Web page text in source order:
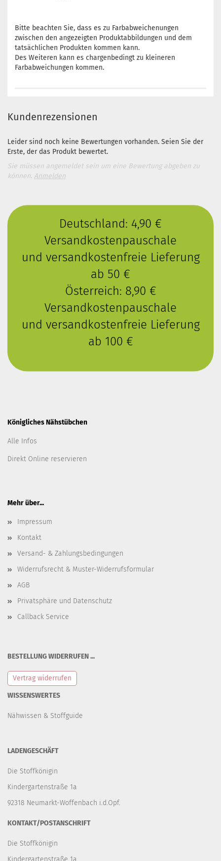
Bitte beachten Sie, dass es zu Farbabweichenungen
zwischen den angezeigten Produktabbildungen und dem
tatsächlichen Produkten kommen kann.
Des Weiteren kann es chargenbedingt zu kleineren
Farbabweichungen kommen.
Kundenrezensionen
Leider sind noch keine Bewertungen vorhanden. Seien Sie der
Erste, der das Produkt bewertet.
Sie müssen angemeldet sein um eine Bewertung abgeben zu
können. Anmelden
Deutschland: 4,90 €
Versandkostenpauschale
und versandkostenfreie Lieferung
ab 50 €
Österreich: 8,90 €
Versandkostenpauschale
und versandkostenfreie Lieferung
ab 100 €
Königliches Nähstübchen
Alle Infos
Direkt Online reservieren
Mehr über...
Impressum
Kontakt
Versand- & Zahlungsbedingungen
Widerrufsrecht & Muster-Widerrufsformular
AGB
Privatsphäre und Datenschutz
Callback Service
BESTELLUNG WIDERRUFEN ...
Vertrag widerrufen
WISSENSWERTES
Nähwissen & Stoffguide
LADENGESCHÄFT
Die Stoffkönigin
Kindergartenstraße 1a
92318 Neumarkt-Woffenbach i.d.Opf.
KONTAKT/POSTANSCHRIFT
Die Stoffkönigin
Kindergartenstraße 1a